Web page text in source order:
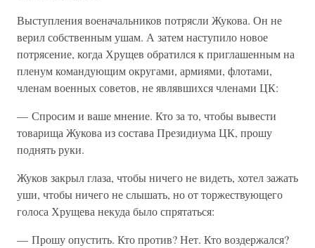
Выступления военачальников потрясли Жукова. Он не
верил собственным ушам. А затем наступило новое
потрясение, когда Хрущев обратился к приглашенным на
пленум командующим округами, армиями, флотами,
членам военных советов, не являвшихся членами ЦК:
— Спросим и ваше мнение. Кто за то, чтобы вывести
товарища Жукова из состава Президиума ЦК, прошу
поднять руки.
Жуков закрыл глаза, чтобы ничего не видеть, хотел зажать
уши, чтобы ничего не слышать, но от торжествующего
голоса Хрущева некуда было спрятаться:
— Прошу опустить. Кто против? Нет. Кто воздержался?